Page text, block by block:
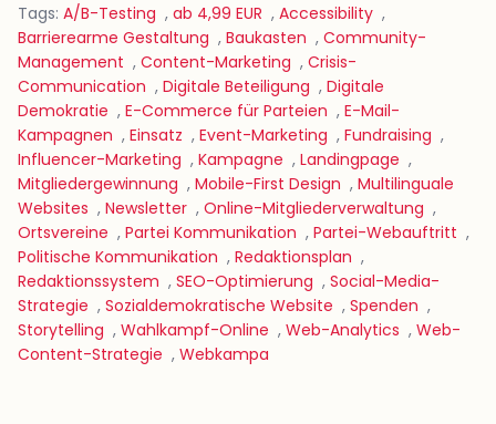
Tags: A/B-Testing , ab 4,99 EUR , Accessibility ,
Barrierearme Gestaltung , Baukasten , Community-
Management , Content-Marketing , Crisis-
Communication , Digitale Beteiligung , Digitale
Demokratie , E-Commerce für Parteien , E-Mail-
Kampagnen , Einsatz , Event-Marketing , Fundraising ,
Influencer-Marketing , Kampagne , Landingpage ,
Mitgliedergewinnung , Mobile-First Design , Multilinguale
Websites , Newsletter , Online-Mitgliederverwaltung ,
Ortsvereine , Partei Kommunikation , Partei-Webauftritt ,
Politische Kommunikation , Redaktionsplan ,
Redaktionssystem , SEO-Optimierung , Social-Media-
Strategie , Sozialdemokratische Website , Spenden ,
Storytelling , Wahlkampf-Online , Web-Analytics , Web-
Content-Strategie , Webkampa